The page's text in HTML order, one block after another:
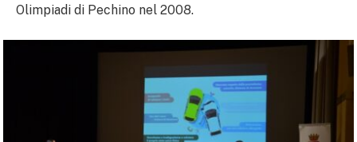
Olimpiadi di Pechino nel 2008.